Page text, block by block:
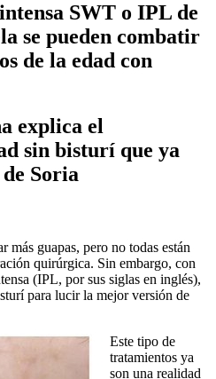
SWT o IPL de
se pueden combatir
de la edad con
explica el
sin bisturí que ya
Soria
más guapas, pero no todas están
quirúrgica. Sin embargo, con
(IPL, por sus siglas en inglés),
para lucir la mejor versión de
Este tipo de
tratamientos ya
son una realidad